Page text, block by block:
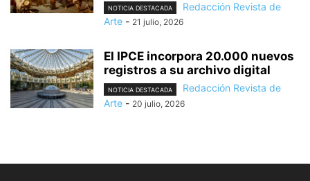
NOTICIA DESTACADA
Redacción Revista de
Arte - 21 julio, 2026
El IPCE incorpora 20.000 nuevos
registros a su archivo digital
NOTICIA DESTACADA
Redacción Revista de
Arte - 20 julio, 2026